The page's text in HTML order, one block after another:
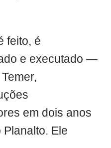
feito, é
e executado —
em dois anos
Planalto. Ele